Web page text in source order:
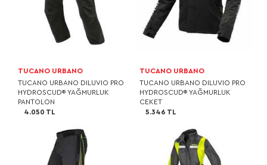
TUCANO URBANO
TUCANO URBANO DILUVIO PRO
HYDROSCUD® YAĞMURLUK
PANTOLON
4.050 TL
TUCANO URBANO
TUCANO URBANO DILUVIO PRO
HYDROSCUD® YAĞMURLUK
CEKET
5.346 TL